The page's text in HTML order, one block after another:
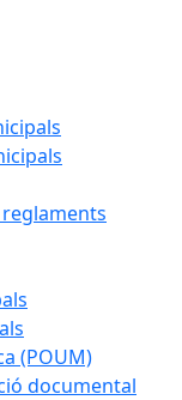
(POUM)
documental